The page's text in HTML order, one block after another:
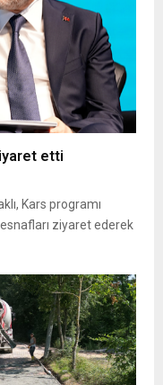
etti
Kars programı
ziyaret ederek